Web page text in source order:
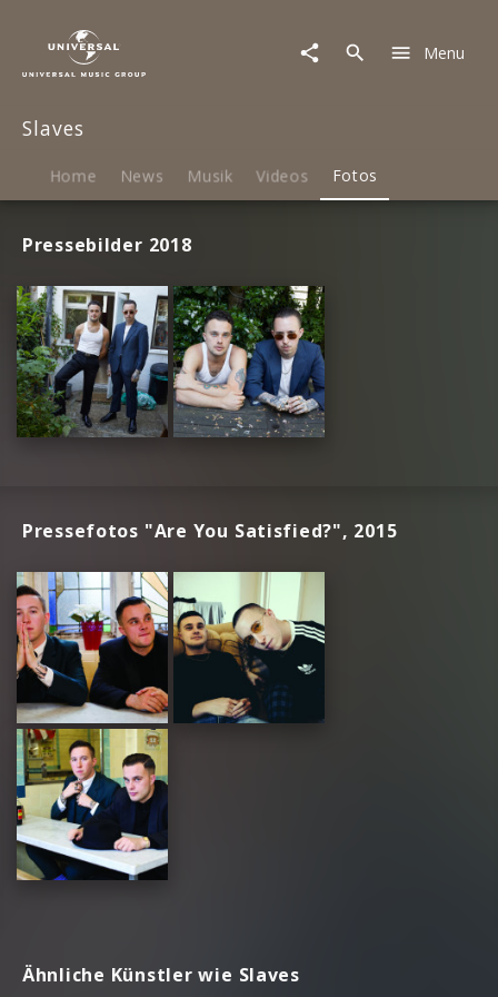
Menu
Slaves
Home News Musik Videos Fotos
Pressebilder 2018
Pressefotos "Are You Satisfied?", 2015
Ähnliche Künstler wie Slaves